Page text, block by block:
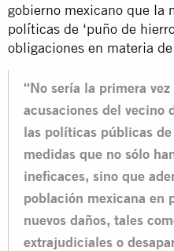
gobierno mexicano que la
políticas de ‘puño de
obligaciones en materia
“No sería la primera
acusaciones del vecino
las políticas públicas
medidas que no sólo
ineficaces, sino que
población mexicana en
nuevos daños, tales
extrajudiciales o